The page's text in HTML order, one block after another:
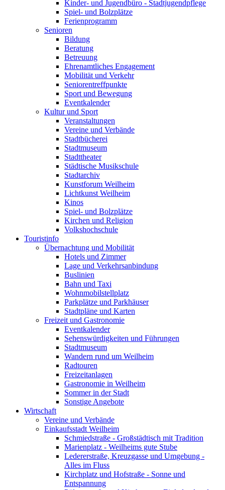
Kinder- und Jugendbüro - Stadtjugendpflege
Spiel- und Bolzplätze
Ferienprogramm
Senioren
Bildung
Beratung
Betreuung
Ehrenamtliches Engagement
Mobilität und Verkehr
Seniorentreffpunkte
Sport und Bewegung
Eventkalender
Kultur und Sport
Veranstaltungen
Vereine und Verbände
Stadtbücherei
Stadtmuseum
Stadttheater
Städtische Musikschule
Stadtarchiv
Kunstforum Weilheim
Lichtkunst Weilheim
Kinos
Spiel- und Bolzplätze
Kirchen und Religion
Volkshochschule
Touristinfo
Übernachtung und Mobilität
Hotels und Zimmer
Lage und Verkehrsanbindung
Buslinien
Bahn und Taxi
Wohnmobilstellplatz
Parkplätze und Parkhäuser
Stadtpläne und Karten
Freizeit und Gastronomie
Eventkalender
Sehenswürdigkeiten und Führungen
Stadtmuseum
Wandern rund um Weilheim
Radtouren
Freizeitanlagen
Gastronomie in Weilheim
Sommer in der Stadt
Sonstige Angebote
Wirtschaft
Vereine und Verbände
Einkaufsstadt Weilheim
Schmiedstraße - Großstädtisch mit Tradition
Marienplatz - Weilheims gute Stube
Ledererstraße, Kreuzgasse und Umgebung -
Alles im Fluss
Kirchplatz und Hofstraße - Sonne und
Entspannung